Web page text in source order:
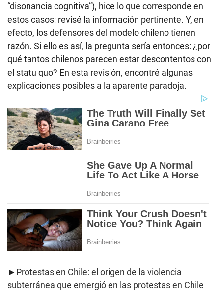
“disonancia cognitiva”), hice lo que corresponde en
estos casos: revisé la información pertinente. Y, en
efecto, los defensores del modelo chileno tienen
razón. Si ello es así, la pregunta sería entonces: ¿por
qué tantos chilenos parecen estar descontentos con
el statu quo? En esta revisión, encontré algunas
explicaciones posibles a la aparente paradoja.
► Protestas en Chile: el origen de la violencia
subterránea que emergió en las protestas en Chile